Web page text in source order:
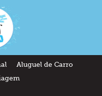
Aluguel de Carro